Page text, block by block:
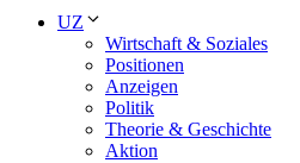
UZ
Wirtschaft & Soziales
Positionen
Anzeigen
Politik
Theorie & Geschichte
Aktion